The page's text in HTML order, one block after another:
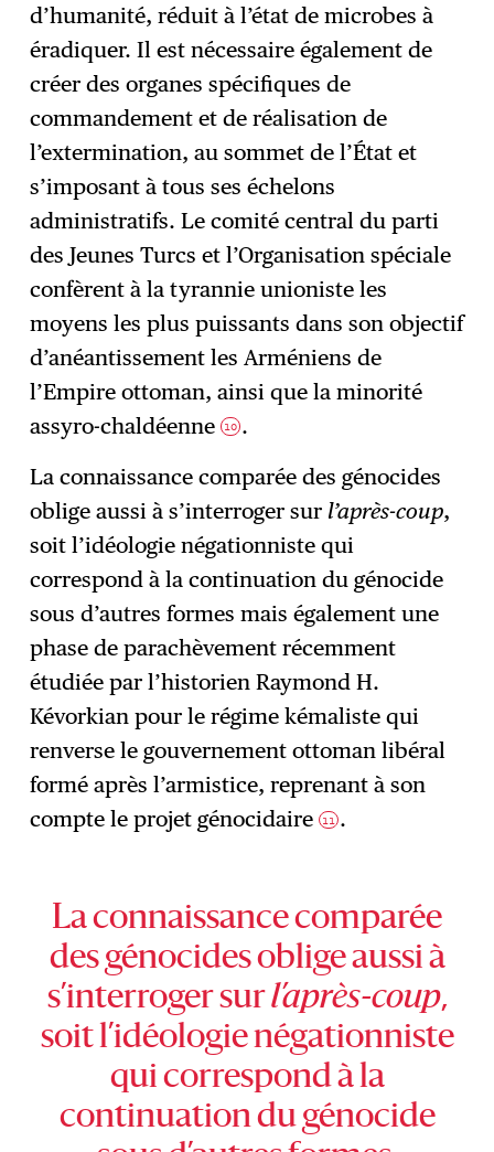
d’humanité, réduit à l’état de microbes à
éradiquer. Il est nécessaire également de
créer des organes spécifiques de
commandement et de réalisation de
l’extermination, au sommet de l’État et
s’imposant à tous ses échelons
administratifs. Le comité central du parti
des Jeunes Turcs et l’Organisation spéciale
confèrent à la tyrannie unioniste les
moyens les plus puissants dans son objectif
d’anéantissement les Arméniens de
l’Empire ottoman, ainsi que la minorité
assyro-chaldéenne10 .
La connaissance comparée des génocides
oblige aussi à s’interroger sur l’après-coup,
soit l’idéologie négationniste qui
correspond à la continuation du génocide
sous d’autres formes mais également une
phase de parachèvement récemment
étudiée par l’historien Raymond H.
Kévorkian pour le régime kémaliste qui
renverse le gouvernement ottoman libéral
formé après l’armistice, reprenant à son
compte le projet génocidaire11 .
La connaissance comparée
des génocides oblige aussi à
s’interroger surl’après-coup,
soit l’idéologie négationniste
qui correspond à la
continuation du génocide